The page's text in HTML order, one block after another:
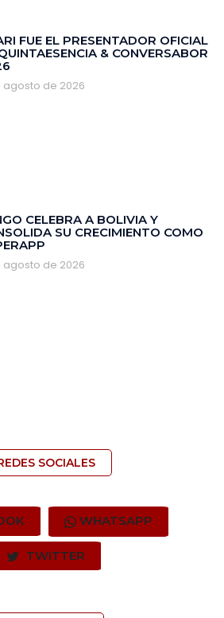
FUE EL PRESENTADOR OFICIAL
& CONVERSABOR
agosto de 2026
CELEBRA A BOLIVIA Y
SU CRECIMIENTO COMO
agosto de 2026
SOCIALES
WHATSAPP
TWITTER